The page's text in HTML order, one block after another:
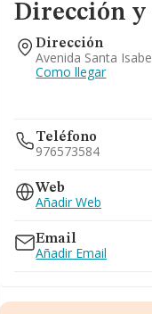
Dirección y
Dirección
Avenida Santa
Como llegar
Teléfono
976573584
Web
Añadir Web
Email
Añadir Email